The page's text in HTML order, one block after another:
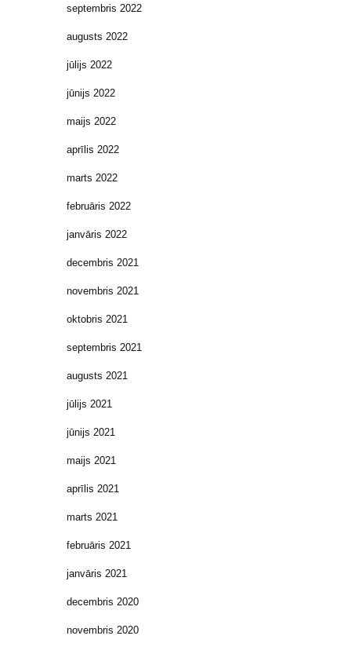
septembris 2022
augusts 2022
jūlijs 2022
jūnijs 2022
maijs 2022
aprīlis 2022
marts 2022
februāris 2022
janvāris 2022
decembris 2021
novembris 2021
oktobris 2021
septembris 2021
augusts 2021
jūlijs 2021
jūnijs 2021
maijs 2021
aprīlis 2021
marts 2021
februāris 2021
janvāris 2021
decembris 2020
novembris 2020